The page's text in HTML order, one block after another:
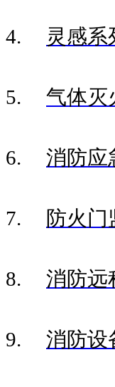
4. 灵感
5. 气体灭
6. 消防应
7. 防火
8. 消防远
9. 消防设